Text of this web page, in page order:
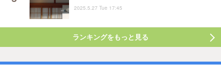
2025.5.27 Tue 17:45
ランキングをもっと見る